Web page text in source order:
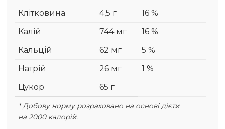
Клітковина
4,5 г
16 %
Калій
744 мг
16 %
Кальцій
62 мг
5 %
Натрій
26 мг
1 %
Цукор
65 г
* Добову норму розраховано на основі дієти
на 2000 калорій.